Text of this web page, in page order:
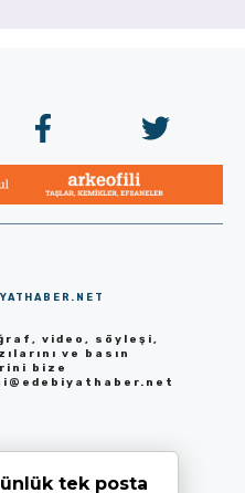
video, söyleşi,
ve basın
bize
tek posta